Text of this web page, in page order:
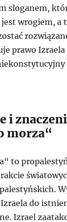
sloganem,
jest wrogiem, a
prawo
i
morza“
to
do
Izrael